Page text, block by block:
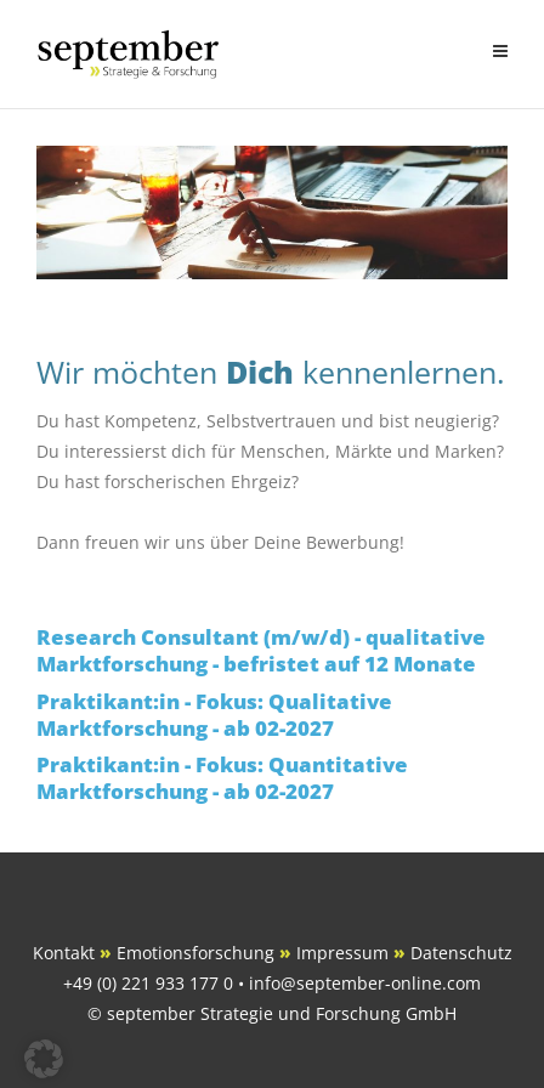
Wir möchten Dich kennenlernen.
Du hast Kompetenz, Selbstvertrauen und bist neugierig?
Du interessierst dich für Menschen, Märkte und Marken?
Du hast forscherischen Ehrgeiz?
Dann freuen wir uns über Deine Bewerbung!
Research Consultant (m/w/d) - qualitative
Marktforschung - befristet auf 12 Monate
Praktikant:in - Fokus: Qualitative
Marktforschung - ab 02-2027
Praktikant:in - Fokus: Quantitative
Marktforschung - ab 02-2027
Kontakt» Emotionsforschung» Impressum » Datenschutz
+49 (0) 221 933 177 0 • info@september-online.com
© september Strategie und Forschung GmbH